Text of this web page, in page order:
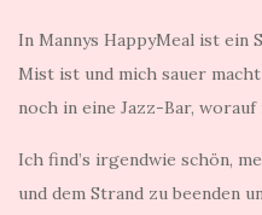
In Mannys HappyMeal ist ein
Mist ist und mich sauer
noch in eine Jazz-Bar,
Ich find’s irgendwie schön,
und dem Strand zu beenden